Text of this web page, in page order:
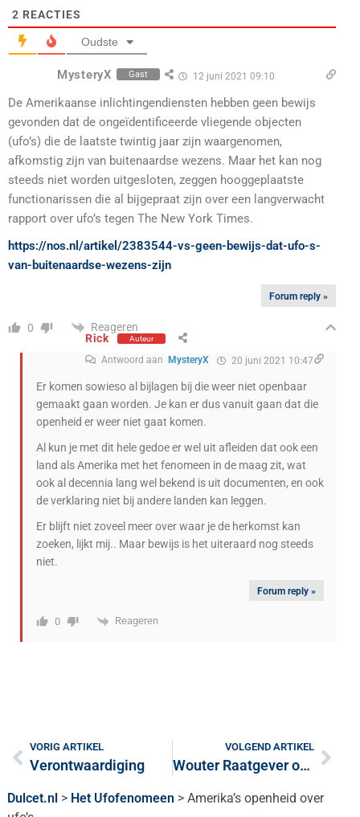
2 REACTIES
Oudste
MysteryX Gast 12 juni 2021 09:10
De Amerikaanse inlichtingendiensten hebben geen bewijs
gevonden dat de ongeïdentificeerde vliegende objecten
(ufo’s) die de laatste twintig jaar zijn waargenomen,
afkomstig zijn van buitenaardse wezens. Maar het kan nog
steeds niet worden uitgesloten, zeggen hooggeplaatste
functionarissen die al bijgepraat zijn over een langverwacht
rapport over ufo’s tegen The New York Times.
https://nos.nl/artikel/2383544-vs-geen-bewijs-dat-ufo-s-
van-buitenaardse-wezens-zijn
Forum reply »
0
Reageren
Rick
Auteur
Antwoord aan MysteryX 20 juni 2021 10:47
Er komen sowieso al bijlagen bij die weer niet openbaar
gemaakt gaan worden. Je kan er dus vanuit gaan dat die
openheid er weer niet gaat komen.
Al kun je met dit hele gedoe er wel uit afleiden dat ook een
land als Amerika met het fenomeen in de maag zit, wat
ook al decennia lang wel bekend is uit documenten, en ook
de verklaring niet bij andere landen kan leggen.
Er blijft niet zoveel meer over waar je de herkomst kan
zoeken, lijkt mij.. Maar bewijs is het uiteraard nog steeds
niet.
Forum reply »
0 Reageren
VORIG ARTIKEL
Verontwaardiging
VOLGEND ARTIKEL
Wouter Raatgever opgepakt
Dulcet.nl > Het Ufofenomeen > Amerika’s openheid over